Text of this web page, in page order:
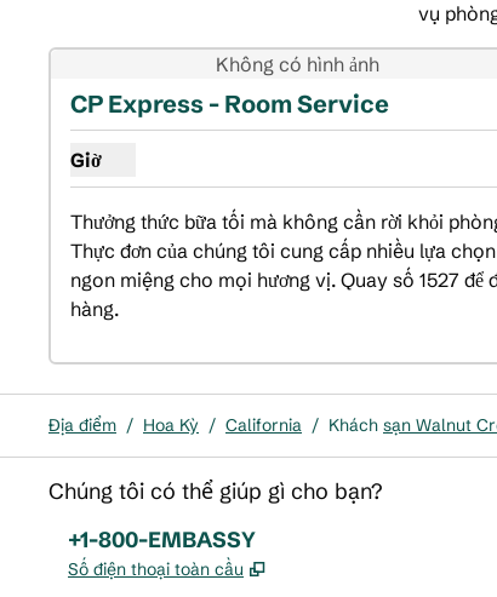
vụ
Không có hình ảnh
CP Express - Room Service
Giờ
Hiển thị giờ cho CP Express - Dịch vụ phòng
Thưởng thức bữa tối mà không cần rời khỏi
Thực đơn của chúng tôi cung cấp nhiều lựa chọn
ngon miệng cho mọi hương vị. Quay số 1527 để
hàng.
Địa điểm / Hoa Kỳ / California / Khách sạn Walnut
Chúng tôi có thể giúp gì cho bạn?
Điện thoại:
+1-800-EMBASSY
Số điện thoại toàn cầu ,